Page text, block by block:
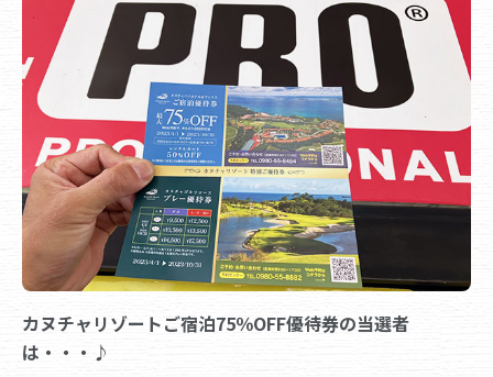
カヌチャリゾートご宿泊75％OFF優待券の当選者
は・・・♪